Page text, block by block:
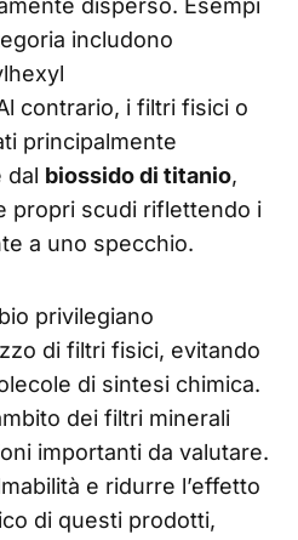
disperso. Esempi
includono
contrario, i filtri fisici o
principalmente
dal biossido di titanio,
propri scudi riflettendo i
a uno specchio.
privilegiano
di filtri fisici, evitando
di sintesi chimica.
dei filtri minerali
importanti da valutare.
e ridurre l’effetto
di questi prodotti,